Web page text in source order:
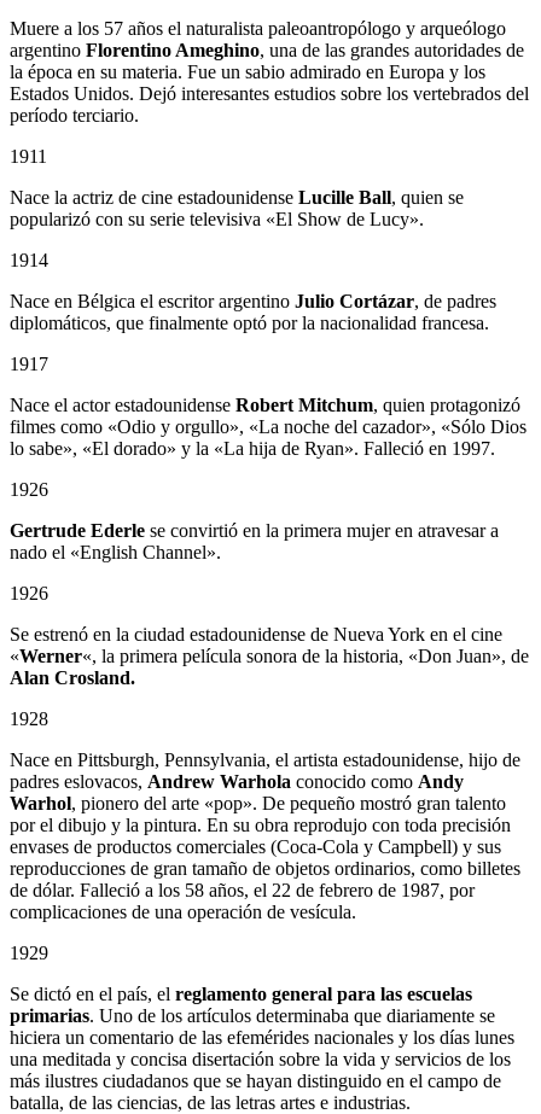
Muere a los 57 años el naturalista paleoantropólogo y arqueólogo
argentino Florentino Ameghino, una de las grandes autoridades de
la época en su materia. Fue un sabio admirado en Europa y los
Estados Unidos. Dejó interesantes estudios sobre los vertebrados del
período terciario.
1911
Nace la actriz de cine estadounidense Lucille Ball, quien se
popularizó con su serie televisiva «El Show de Lucy».
1914
Nace en Bélgica el escritor argentino Julio Cortázar, de padres
diplomáticos, que finalmente optó por la nacionalidad francesa.
1917
Nace el actor estadounidense Robert Mitchum, quien protagonizó
filmes como «Odio y orgullo», «La noche del cazador», «Sólo Dios
lo sabe», «El dorado» y la «La hija de Ryan». Falleció en 1997.
1926
Gertrude Ederle se convirtió en la primera mujer en atravesar a
nado el «English Channel».
1926
Se estrenó en la ciudad estadounidense de Nueva York en el cine
«Werner«, la primera película sonora de la historia, «Don Juan», de
Alan Crosland.
1928
Nace en Pittsburgh, Pennsylvania, el artista estadounidense, hijo de
padres eslovacos, Andrew Warhola conocido como Andy
Warhol, pionero del arte «pop». De pequeño mostró gran talento
por el dibujo y la pintura. En su obra reprodujo con toda precisión
envases de productos comerciales (Coca-Cola y Campbell) y sus
reproducciones de gran tamaño de objetos ordinarios, como billetes
de dólar. Falleció a los 58 años, el 22 de febrero de 1987, por
complicaciones de una operación de vesícula.
1929
Se dictó en el país, el reglamento general para las escuelas
primarias. Uno de los artículos determinaba que diariamente se
hiciera un comentario de las efemérides nacionales y los días lunes
una meditada y concisa disertación sobre la vida y servicios de los
más ilustres ciudadanos que se hayan distinguido en el campo de
batalla, de las ciencias, de las letras artes e industrias.